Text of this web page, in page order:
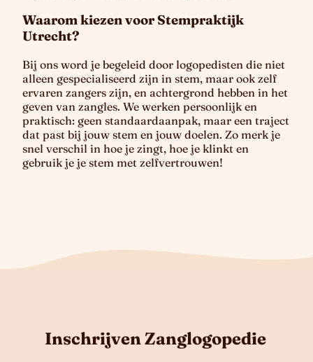
Waarom kiezen voor Stempraktijk
Utrecht?
Bij ons word je begeleid door logopedisten die niet
alleen gespecialiseerd zijn in stem, maar ook zelf
ervaren zangers zijn, en achtergrond hebben in het
geven van zangles. We werken persoonlijk en
praktisch: geen standaardaanpak, maar een traject
dat past bij jouw stem en jouw doelen. Zo merk je
snel verschil in hoe je zingt, hoe je klinkt en
gebruik je je stem met zelfvertrouwen!
Inschrijven Zanglogopedie